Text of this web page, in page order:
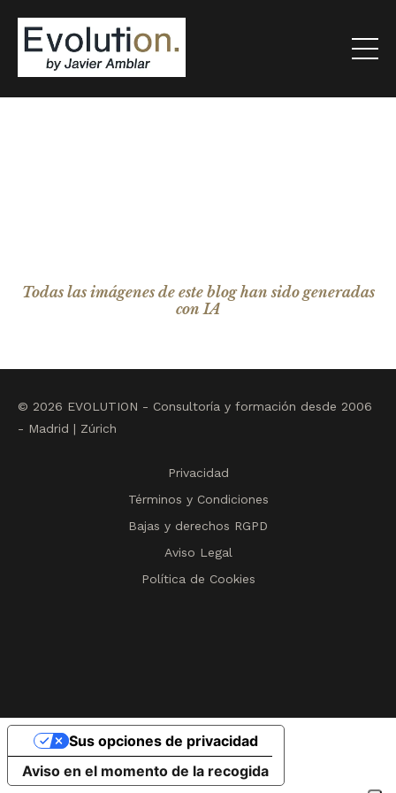
Todas las imágenes de este blog han sido generadas
con IA
© 2026 EVOLUTION - Consultoría y formación desde 2006
- Madrid | Zúrich
Privacidad
Términos y Condiciones
Bajas y derechos RGPD
Aviso Legal
Política de Cookies
Aviso en el momento de la recogida
Sus opciones de privacidad